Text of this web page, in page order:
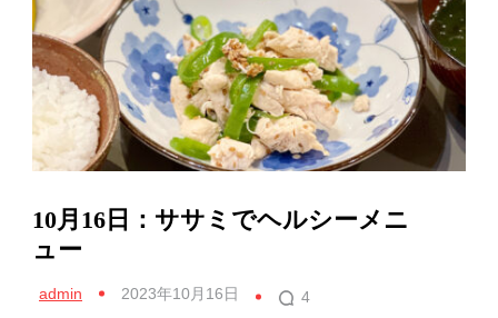
10月16日：ササミでヘルシーメニ
ュー
admin 2023年10月16日 4